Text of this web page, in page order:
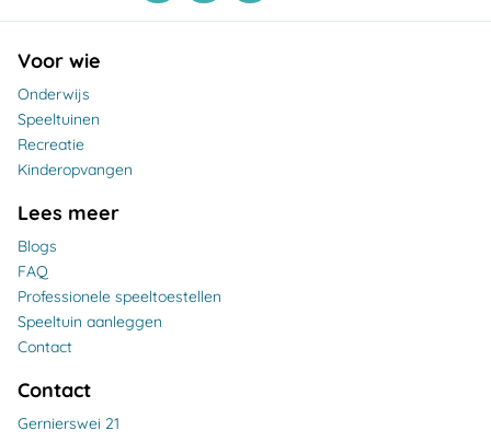
Voor wie
Onderwijs
Speeltuinen
Recreatie
Kinderopvangen
Lees meer
Blogs
FAQ
Professionele speeltoestellen
Speeltuin aanleggen
Contact
Contact
Gernierswei 21